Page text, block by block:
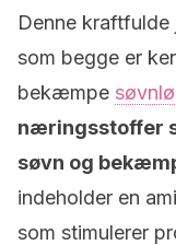
Denne
som begge er
bekæmpe
næringsstoffer
søvn og
indeholder en
som stimulerer